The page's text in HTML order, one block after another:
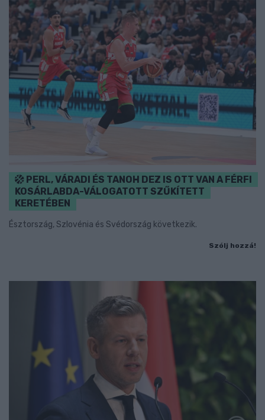
PERL, VÁRADI ÉS TANOH DEZ IS OTT VAN A FÉRFI
KOSÁRLABDA-VÁLOGATOTT SZŰKÍTETT
KERETÉBEN
Észtország, Szlovénia és Svédország következik.
Szólj hozzá!